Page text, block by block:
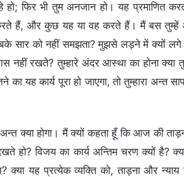
फिर भी तुम अनजान हो। यह प्रमाणित
हैं, और कुछ यह या वह करते हैं। मैं बस तुम्हें
सार को नहीं समझता? मुझसे लड़ने में क्यों लगे
रखते? तुम्हारे अंदर आस्था का होना क्या
कार्य पूरा हो जाएगा, तो तुम्हारा अन्त
क्या होगा। मैं क्यों कहता हूँ कि आज की
हो? विजय का कार्य अन्तिम चरण क्यों है?
यह प्रत्येक व्यक्ति को, ताड़ना और